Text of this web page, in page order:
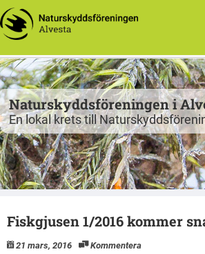
Naturskyddsföreningen i
En lokal krets till
Fiskgjusen 1/2016 kommer
21 mars, 2016 Kommentera